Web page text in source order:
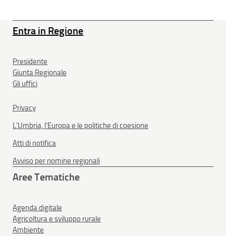
Entra in Regione
Presidente
Giunta Regionale
Gli uffici
Privacy
L'Umbria, l'Europa e le politiche di coesione
Atti di notifica
Avviso per nomine regionali
Aree Tematiche
Agenda digitale
Agricoltura e sviluppo rurale
Ambiente